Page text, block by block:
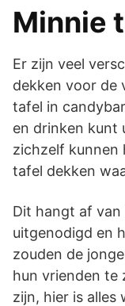
Minnie
Er zijn veel
dekken voor de
tafel in
en drinken kunt
zichzelf kunnen
tafel dekken
Dit hangt af
uitgenodigd en
zouden de
hun vrienden te
zijn, hier is alles